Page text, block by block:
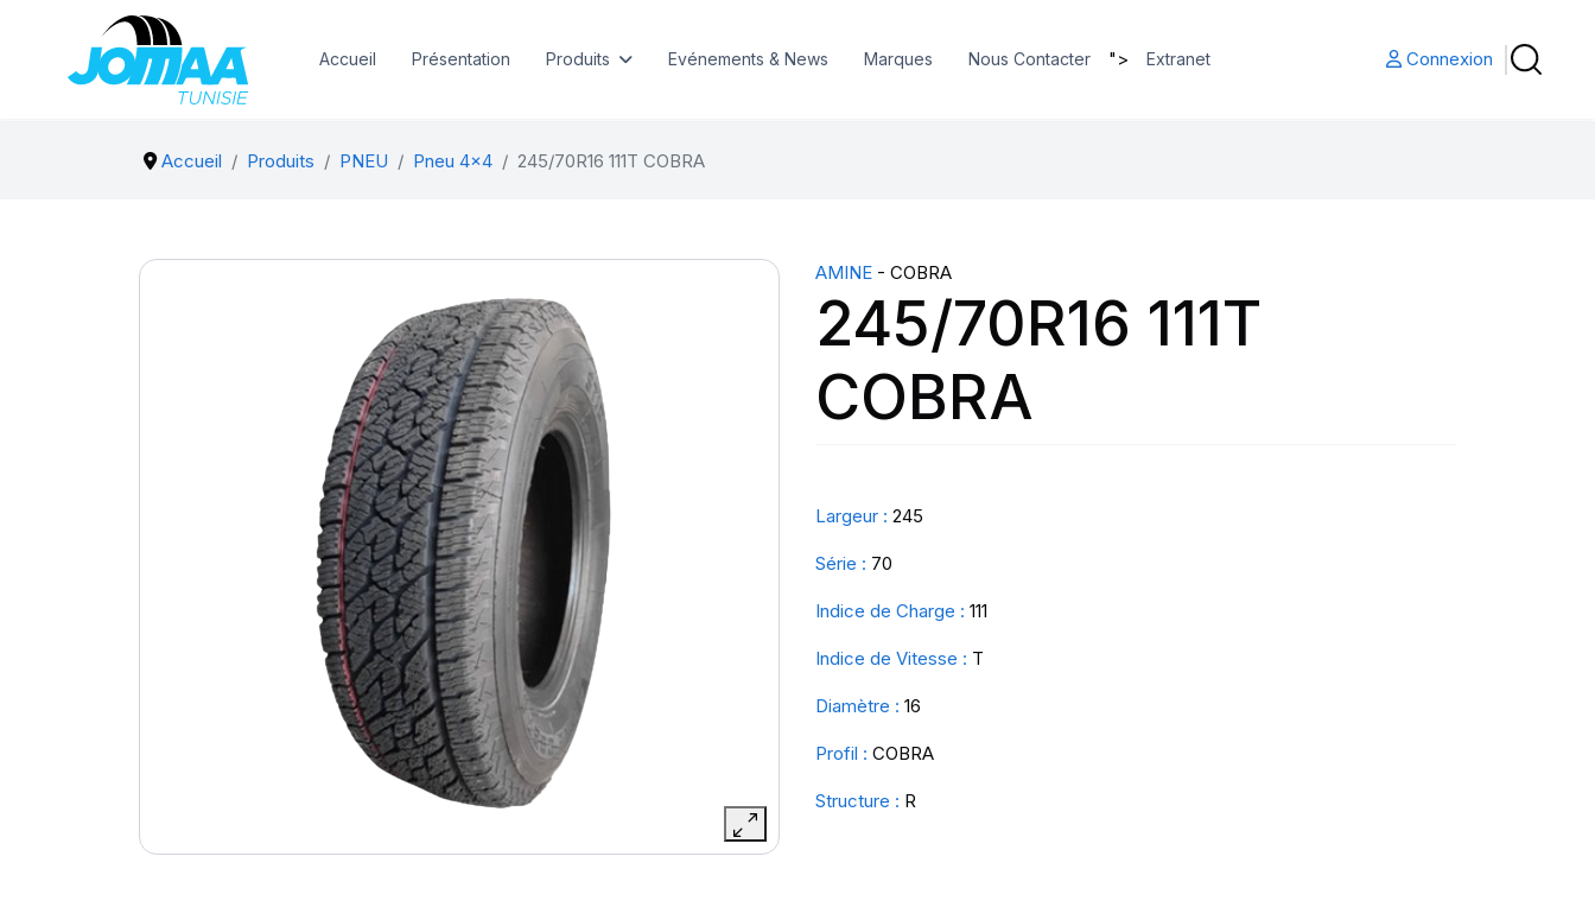
Accueil Présentation Produits Evénements & News Marques Nous Contacter "> Extranet Connexion
Accueil Produits PNEU Pneu 4x4 245/70R16 111T COBRA
AMINE - COBRA
245/70R16 111T
COBRA
Largeur : 245
Série : 70
Indice de Charge : 111
Indice de Vitesse : T
Diamètre : 16
Profil : COBRA
Structure : R